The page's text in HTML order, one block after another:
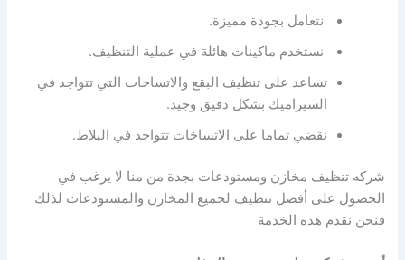
نتعامل بجودة مميزة.
نستخدم ماكينات هائلة في عملية التنظيف.
تساعد على تنظيف البقع والاتساخات التي تتواجد في
السيراميك بشكل دقيق وجيد.
نقضي تماما على الاتساخات تتواجد في البلاط.
شركه تنظيف مخازن ومستودعات بجدة من منا لا يرغب في
الحصول على أفضل تنظيف لجميع المخازن والمستودعات لذلك
فنحن نقدم هذه الخدمة